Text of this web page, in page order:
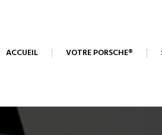
ACCUEIL VOTRE PORSCHE®